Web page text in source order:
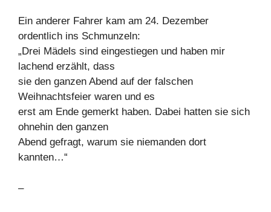
Ein anderer Fahrer kam am 24. Dezember
ordentlich ins Schmunzeln:
„Drei Mädels sind eingestiegen und haben mir
lachend erzählt, dass
sie den ganzen Abend auf der falschen
Weihnachtsfeier waren und es
erst am Ende gemerkt haben. Dabei hatten sie sich
ohnehin den ganzen
Abend gefragt, warum sie niemanden dort
kannten…“
–